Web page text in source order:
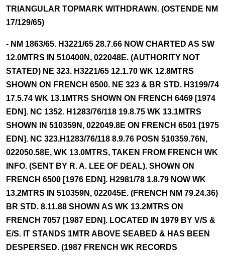
TRIANGULAR TOPMARK WITHDRAWN. (OSTENDE NM
17/129/65)
- NM 1863/65. H3221/65 28.7.66 NOW CHARTED AS SW
12.0MTRS IN 510400N, 022048E. (AUTHORITY NOT
STATED) NE 323. H3221/65 12.1.70 WK 12.8MTRS
SHOWN ON FRENCH 6500. NE 323 & BR STD. H3199/74
17.5.74 WK 13.1MTRS SHOWN ON FRENCH 6469 [1974
EDN]. NC 1352. H1283/76/118 19.8.75 WK 13.1MTRS
SHOWN IN 510359N, 022049.8E ON FRENCH 6501 [1975
EDN]. NC 323.H1283/76/118 8.9.76 POSN 510359.76N,
022050.58E, WK 13.0MTRS, TAKEN FROM FRENCH WK
INFO. (SENT BY R. A. LEE OF DEAL). SHOWN ON
FRENCH 6500 [1976 EDN]. H2981/78 1.8.79 NOW WK
13.2MTRS IN 510359N, 022045E. (FRENCH NM 79.24.36)
BR STD. 8.11.88 SHOWN AS WK 13.2MTRS ON
FRENCH 7057 [1987 EDN]. LOCATED IN 1979 BY V/S &
E/S. IT STANDS 1MTR ABOVE SEABED & HAS BEEN
DESPERSED. (1987 FRENCH WK RECORDS